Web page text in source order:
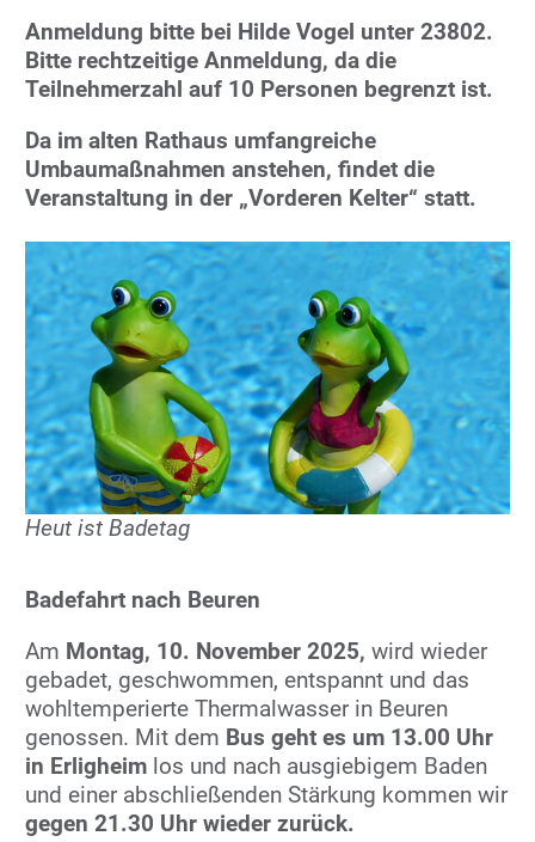
Anmeldung bitte bei Hilde Vogel unter 23802.
Bitte rechtzeitige Anmeldung, da die
Teilnehmerzahl auf 10 Personen begrenzt ist.
Da im alten Rathaus umfangreiche
Umbaumaßnahmen anstehen, findet die
Veranstaltung in der „Vorderen Kelter“ statt.
Heut ist Badetag
Badefahrt nach Beuren
Am Montag, 10. November 2025, wird wieder
gebadet, geschwommen, entspannt und das
wohltemperierte Thermalwasser in Beuren
genossen. Mit dem Bus geht es um 13.00 Uhr
in Erligheim los und nach ausgiebigem Baden
und einer abschließenden Stärkung kommen wir
gegen 21.30 Uhr wieder zurück.